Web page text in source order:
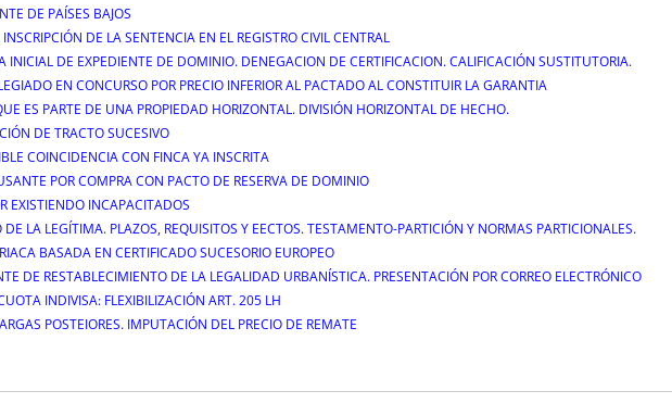
DE PAÍSES BAJOS
DE LA SENTENCIA EN EL REGISTRO CIVIL CENTRAL
DE EXPEDIENTE DE DOMINIO. DENEGACION DE CERTIFICACION. CALIFICACIÓN SUSTITUTORIA.
EN CONCURSO POR PRECIO INFERIOR AL PACTADO AL CONSTITUIR LA GARANTIA
ES PARTE DE UNA PROPIEDAD HORIZONTAL. DIVISIÓN HORIZONTAL DE HECHO.
DE TRACTO SUCESIVO
COINCIDENCIA CON FINCA YA INSCRITA
POR COMPRA CON PACTO DE RESERVA DE DOMINIO
EXISTIENDO INCAPACITADOS
LA LEGÍTIMA. PLAZOS, REQUISITOS Y EECTOS. TESTAMENTO-PARTICIÓN Y NORMAS PARTICIONALES.
BASADA EN CERTIFICADO SUCESORIO EUROPEO
DE RESTABLECIMIENTO DE LA LEGALIDAD URBANÍSTICA. PRESENTACIÓN POR CORREO ELECTRÓNICO
INDIVISA: FLEXIBILIZACIÓN ART. 205 LH
POSTEIORES. IMPUTACIÓN DEL PRECIO DE REMATE